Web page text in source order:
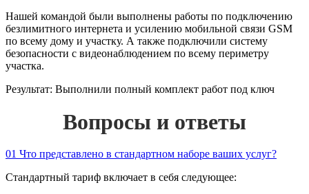
Нашей командой были выполнены работы по подключению
безлимитного интернета и усилению мобильной связи GSM
по всему дому и участку. А также подключили систему
безопасности с видеонаблюдением по всему периметру
участка.
Результат: Выполнили полный комплект работ под ключ
Вопросы и ответы
01 Что представлено в стандартном наборе ваших услуг?
Стандартный тариф включает в себя следующее: